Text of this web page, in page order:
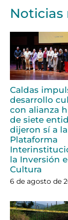
Noticias
Caldas
desarrollo
con alianza
de siete
dijeron sí a la
Plataforma
la Inversión
Cultura
6 de agosto de